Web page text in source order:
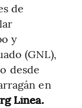
de
y
(GNL),
desde
en
Línea.